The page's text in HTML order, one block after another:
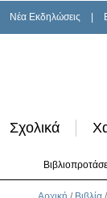
Νέα Εκδηλώσεις
Σχολικά